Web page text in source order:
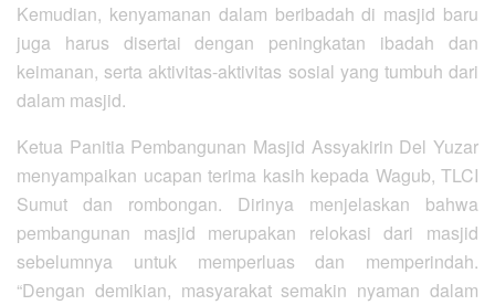
Kemudian, kenyamanan dalam beribadah di masjid baru
juga harus disertai dengan peningkatan ibadah dan
keimanan, serta aktivitas-aktivitas sosial yang tumbuh dari
dalam masjid.
Ketua Panitia Pembangunan Masjid Assyakirin Del Yuzar
menyampaikan ucapan terima kasih kepada Wagub, TLCI
Sumut dan rombongan. Dirinya menjelaskan bahwa
pembangunan masjid merupakan relokasi dari masjid
sebelumnya untuk memperluas dan memperindah.
“Dengan demikian, masyarakat semakin nyaman dalam